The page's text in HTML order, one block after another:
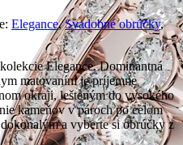
Elegance, Svadobné obrúčky,
Elegance. Dominantná
matovaním je príjemne
okraji, lešteným do vysokého
kameňov v pároch po celom
a vyberte si obrúčky z